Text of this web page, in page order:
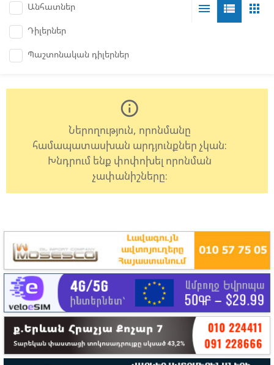
Անհատներ
Դիլերներ
Պաշտոնական դիլերներ
apps
view_list
menu
info_outline
Ներողություն, որոնմանը
համապատասխան արդյունքներ չկան:
Խնդրում ենք փոփոխել որոնման
չափանիշները: